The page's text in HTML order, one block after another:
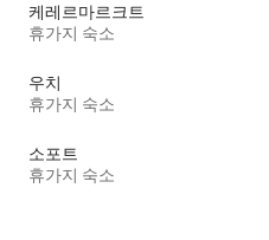
케레르마르크트
휴가지 숙소
우치
휴가지 숙소
소포트
휴가지 숙소